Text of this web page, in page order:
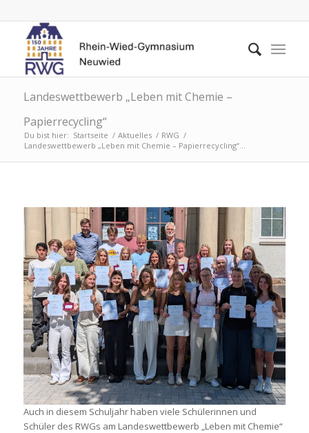
Landeswettbewerb „Leben mit Chemie –
Papierrecycling“
Du bist hier: Startseite / Aktuelles / RWG /
Landeswettbewerb „Leben mit Chemie – Papierrecycling“...
Auch in diesem Schuljahr haben viele Schülerinnen und
Schüler des RWGs am Landeswettbewerb „Leben mit Chemie“